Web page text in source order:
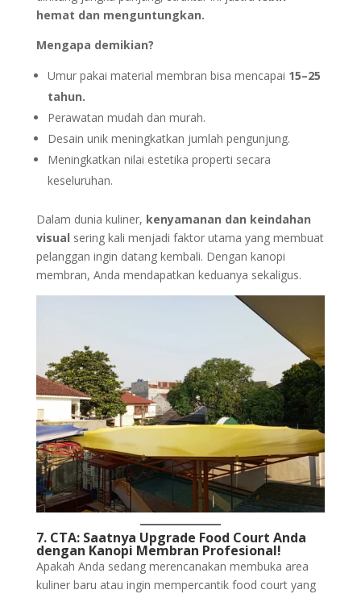
hemat dan menguntungkan.
Mengapa demikian?
Umur pakai material membran bisa mencapai 15–25
tahun.
Perawatan mudah dan murah.
Desain unik meningkatkan jumlah pengunjung.
Meningkatkan nilai estetika properti secara
keseluruhan.
Dalam dunia kuliner, kenyamanan dan keindahan
visual sering kali menjadi faktor utama yang membuat
pelanggan ingin datang kembali. Dengan kanopi
membran, Anda mendapatkan keduanya sekaligus.
7. CTA: Saatnya Upgrade Food Court Anda
dengan Kanopi Membran Profesional!
Apakah Anda sedang merencanakan membuka area
kuliner baru atau ingin mempercantik food court yang